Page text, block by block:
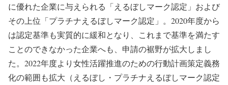
に優れた企業に与えられる「えるぼしマーク認定」および
その上位「プラチナえるぼしマーク認定」。2020年度から
は認定基準も実質的に緩和となり、これまで基準を満たす
ことのできなかった企業へも、申請の裾野が拡大しまし
た。2022年度より女性活躍推進のための行動計画策定義務
化の範囲も拡大（えるぼし・プラチナえるぼしマーク認定